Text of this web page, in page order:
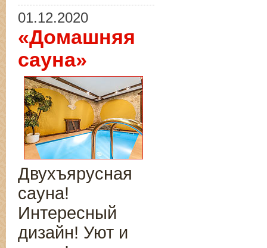
01.12.2020
«Домашняя
сауна»
Двухъярусная
сауна!
Интересный
дизайн! Уют и